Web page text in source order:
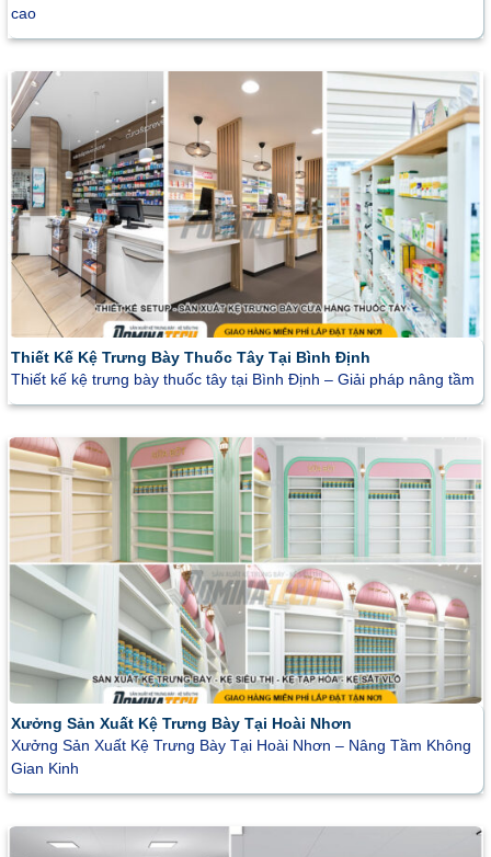
cao
Thiết Kế Kệ Trưng Bày Thuốc Tây Tại Bình Định
Thiết kế kệ trưng bày thuốc tây tại Bình Định – Giải pháp nâng tầm
Xưởng Sản Xuất Kệ Trưng Bày Tại Hoài Nhơn
Xưởng Sản Xuất Kệ Trưng Bày Tại Hoài Nhơn – Nâng Tầm Không
Gian Kinh